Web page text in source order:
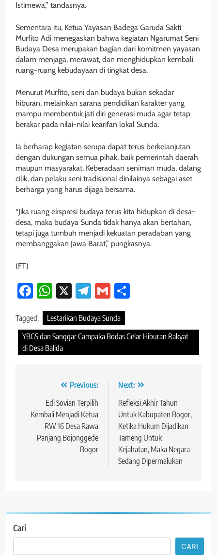
Istimewa,” tandasnya.
Sementara itu, Ketua Yayasan Badega Garuda Sakti
Murfito Adi menegaskan bahwa kegiatan Ngarumat Seni
Budaya Desa merupakan bagian dari komitmen yayasan
dalam menjaga, merawat, dan menghidupkan kembali
ruang-ruang kebudayaan di tingkat desa.
Menurut Murfito, seni dan budaya bukan sekadar
hiburan, melainkan sarana pendidikan karakter yang
mampu membentuk jati diri generasi muda agar tetap
berakar pada nilai-nilai kearifan lokal Sunda.
Ia berharap kegiatan serupa dapat terus berkelanjutan
dengan dukungan semua pihak, baik pemerintah daerah
maupun masyarakat. Keberadaan seniman muda, dalang
cilik, dan pelaku seni tradisional dinilainya sebagai aset
berharga yang harus dijaga bersama.
“Jika ruang ekspresi budaya terus kita hidupkan di desa-
desa, maka budaya Sunda tidak hanya akan bertahan,
tetapi juga tumbuh menjadi kekuatan peradaban yang
membanggakan Jawa Barat,” pungkasnya.
(FT)
Facebook
WhatsApp
X Telegram
Gmail
Tagged:
Lestarikan Budaya Sunda
YBGS dan Sanggar Campaka Bodas Gelar Hiburan Rakyat
di Desa Balida
Navigasi Previous:
Edi Sovian Terpilih
Kembali Menjadi Ketua
RW 16 Desa Rawa
Panjang Bojonggede
Bogor
Next:
Refleksi Akhir Tahun
Untuk Kabupaten Bogor,
Ketika Hukum Dijadikan
Tameng Untuk
Kejahatan, Maka Negara
Sedang Dipermalukan
Cari
CARI